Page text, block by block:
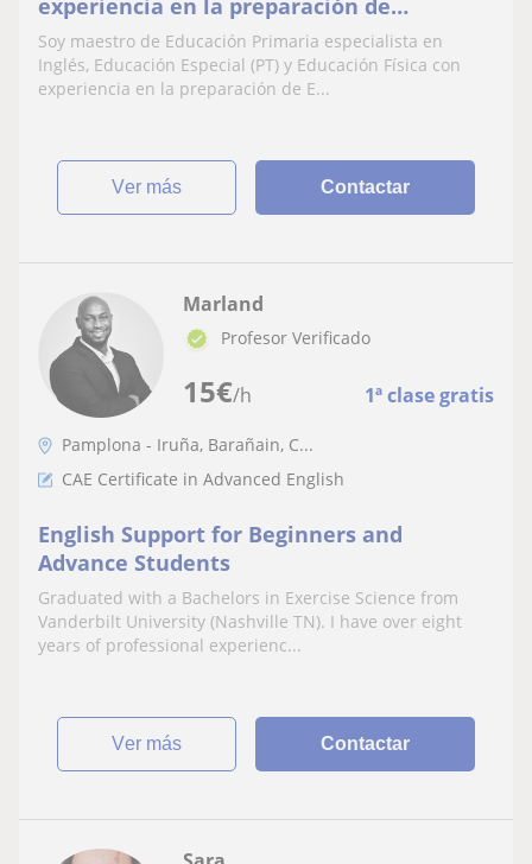
experiencia en la preparación de
Exámenes Oficiales
Soy maestro de Educación Primaria especialista en
Inglés, Educación Especial (PT) y Educación Física con
experiencia en la preparación de E...
ver más Contactar
15€/h 1ª clase gratis
Marland
Profesor Verificado
Pamplona - Iruña, Barañain, C...
CAE Certificate in Advanced English
English Support for Beginners and
Advance Students
Graduated with a Bachelors in Exercise Science from
Vanderbilt University (Nashville TN). I have over eight
years of professional experienc...
ver más Contactar